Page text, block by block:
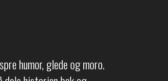
humor, glede og moro.